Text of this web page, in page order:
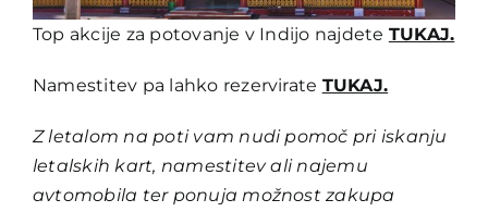
Top akcije za potovanje v Indijo najdete TUKAJ.
Namestitev pa lahko rezervirate TUKAJ.
Z letalom na poti vam nudi pomoč pri iskanju
letalskih kart, namestitev ali najemu
avtomobila ter ponuja možnost zakupa